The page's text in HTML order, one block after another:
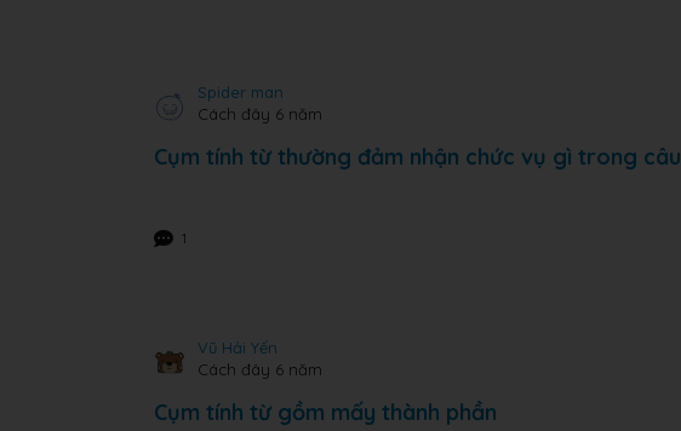
Spider man
Cách đây 6 năm
Cụm tính từ thường đảm nhận chức vụ gì trong câu
1
Vũ Hải Yến
Cách đây 6 năm
Cụm tính từ gồm mấy thành phần